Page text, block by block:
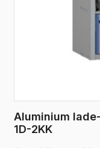
Aluminium
1D-2KK